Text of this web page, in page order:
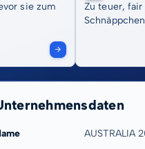
sie zum
Zu teuer,
AUSTRALIA